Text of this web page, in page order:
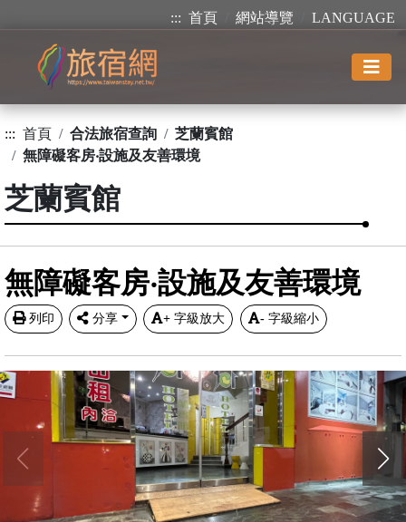
::: 首頁 網站導覽 LANGUAGE
::: 首頁 合法旅宿查詢
芝蘭賓館
無障礙客房‧設施及友善環境
芝蘭賓館
無障礙客房‧設施及友善環境
列印 分享 + 字級放大 - 字級縮小